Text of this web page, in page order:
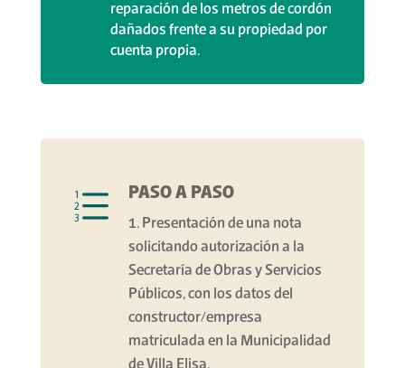
reparación de los metros de cordón
dañados frente a su propiedad por
cuenta propia.
e PASO A PASO
Presentación de una nota
solicitando autorización a la
Secretaría de Obras y Servicios
Públicos, con los datos del
constructor/empresa
matriculada en la Municipalidad